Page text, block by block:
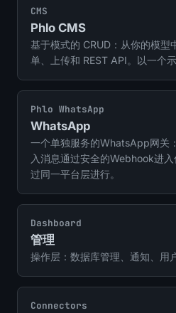
CMS
Phlo CMS
基于模式的 CRUD：从你的模型
单、上传和 REST API。以一个
Phlo WhatsApp
WhatsApp
一个单独服务的WhatsApp网关
入消息通过安全的Webhook进
过同一平台层进行。
Dashboard
管理
操作层：数据库管理、通知、用
Connectors